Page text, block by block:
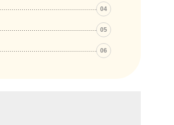
04
05
06